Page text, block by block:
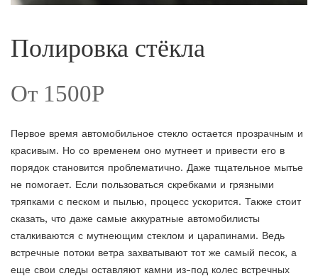
Полировка стёкла
От 1500Р
Первое время автомобильное стекло остается прозрачным и
красивым. Но со временем оно мутнеет и привести его в
порядок становится проблематично. Даже тщательное мытье
не помогает. Если пользоваться скребками и грязными
тряпками с песком и пылью, процесс ускорится. Также стоит
сказать, что даже самые аккуратные автомобилисты
сталкиваются с мутнеющим стеклом и царапинами. Ведь
встречные потоки ветра захватывают тот же самый песок, а
еще свои следы оставляют камни из-под колес встречных